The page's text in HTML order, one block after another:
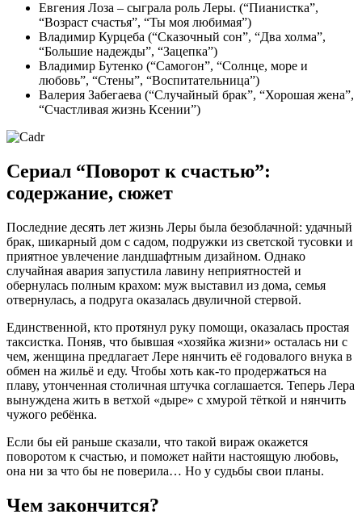
Евгения Лоза – сыграла роль Леры. (“Пианистка”,
“Возраст счастья”, “Ты моя любимая”)
Владимир Курцеба (“Сказочный сон”, “Два холма”,
“Большие надежды”, “Зацепка”)
Владимир Бутенко (“Самогон”, “Солнце, море и
любовь”, “Стены”, “Воспитательница”)
Валерия Забегаева (“Случайный брак”, “Хорошая жена”,
“Счастливая жизнь Ксении”)
Сериал “Поворот к счастью”:
содержание, сюжет
Последние десять лет жизнь Леры была безоблачной: удачный
брак, шикарный дом с садом, подружки из светской тусовки и
приятное увлечение ландшафтным дизайном. Однако
случайная авария запустила лавину неприятностей и
обернулась полным крахом: муж выставил из дома, семья
отвернулась, а подруга оказалась двуличной стервой.
Единственной, кто протянул руку помощи, оказалась простая
таксистка. Поняв, что бывшая «хозяйка жизни» осталась ни с
чем, женщина предлагает Лере нянчить её годовалого внука в
обмен на жильё и еду. Чтобы хоть как-то продержаться на
плаву, утонченная столичная штучка соглашается. Теперь Лера
вынуждена жить в ветхой «дыре» с хмурой тёткой и нянчить
чужого ребёнка.
Если бы ей раньше сказали, что такой вираж окажется
поворотом к счастью, и поможет найти настоящую любовь,
она ни за что бы не поверила… Но у судьбы свои планы.
Чем закончится?